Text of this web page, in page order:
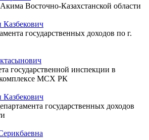
Восточно-Казахстанской области
государственных доходов по г.
государственной инспекции в
МСХ РК
государственных доходов